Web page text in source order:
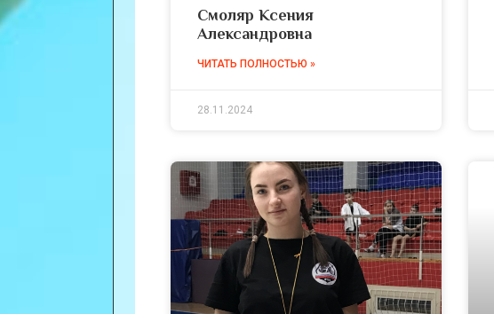
Смоляр Ксения
Александровна
ЧИТАТЬ ПОЛНОСТЬЮ »
28.11.2024